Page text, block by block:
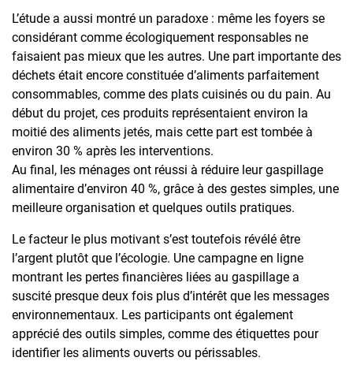
L’étude a aussi montré un paradoxe : même les foyers se
considérant comme écologiquement responsables ne
faisaient pas mieux que les autres. Une part importante des
déchets était encore constituée d’aliments parfaitement
consommables, comme des plats cuisinés ou du pain. Au
début du projet, ces produits représentaient environ la
moitié des aliments jetés, mais cette part est tombée à
environ 30 % après les interventions.
Au final, les ménages ont réussi à réduire leur gaspillage
alimentaire d’environ 40 %, grâce à des gestes simples, une
meilleure organisation et quelques outils pratiques.
Le facteur le plus motivant s’est toutefois révélé être
l’argent plutôt que l’écologie. Une campagne en ligne
montrant les pertes financières liées au gaspillage a
suscité presque deux fois plus d’intérêt que les messages
environnementaux. Les participants ont également
apprécié des outils simples, comme des étiquettes pour
identifier les aliments ouverts ou périssables.